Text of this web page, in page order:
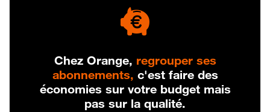
Chez Orange, regrouper ses
abonnements, c'est faire des
économies sur votre budget mais
pas sur la qualité.